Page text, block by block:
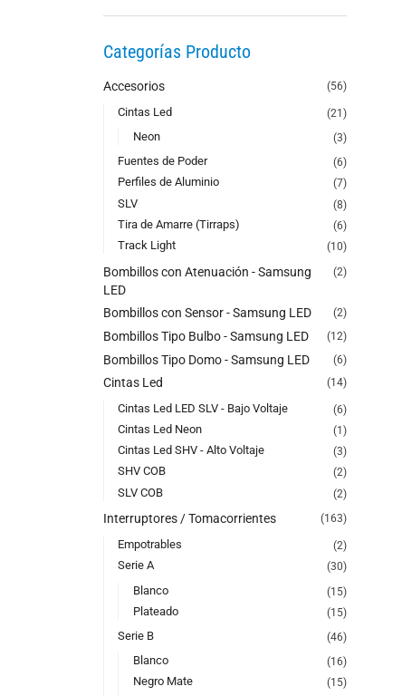
Categorías Producto
Accesorios (56)
Cintas Led (21)
Neon (3)
Fuentes de Poder (6)
Perfiles de Aluminio (7)
SLV (8)
Tira de Amarre (Tirraps) (6)
Track Light (10)
Bombillos con Atenuación - Samsung
LED
(2)
Bombillos con Sensor - Samsung LED (2)
Bombillos Tipo Bulbo - Samsung LED (12)
Bombillos Tipo Domo - Samsung LED (6)
Cintas Led (14)
Cintas Led LED SLV - Bajo Voltaje (6)
Cintas Led Neon (1)
Cintas Led SHV - Alto Voltaje (3)
SHV COB (2)
SLV COB (2)
Interruptores / Tomacorrientes (163)
Empotrables (2)
Serie A (30)
Blanco (15)
Plateado (15)
Serie B (46)
Blanco (16)
Negro Mate (15)